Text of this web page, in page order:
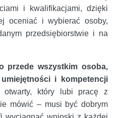
i kwalifikacjami, dzięki
oceniać i wybierać osoby,
przedsiębiorstwie i na
przede wszystkim osoba,
i kompetencji
otwarty, który lubi pracę z
mówić – musi być dobrym